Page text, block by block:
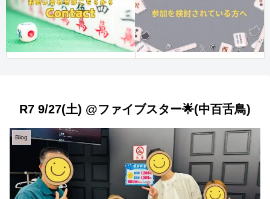
R7 9/27(土) @ファイブスター🌟(中百舌鳥)
Blog